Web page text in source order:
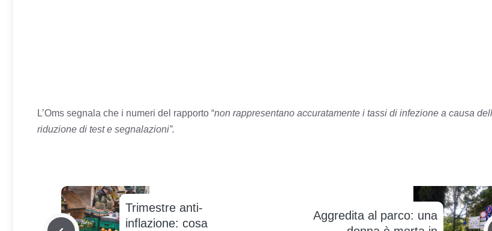
L’Oms segnala che i numeri del rapporto “non rappresentano accuratamente i tassi di infezione a causa
riduzione di test e segnalazioni”.
Trimestre anti-
inflazione: cosa
Aggredita al parco: una